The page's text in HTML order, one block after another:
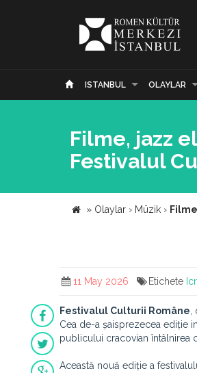
ISTANBUL OLAYLAR
Filme, jazz
Festivalul
» Olaylar › Müzik ›
11 May 2026 Etichete Icr
Festivalul Culturii Române
Cea de-a șaisprezecea ediție
publicului cracovian întâlnirea
Această nouă ediție a